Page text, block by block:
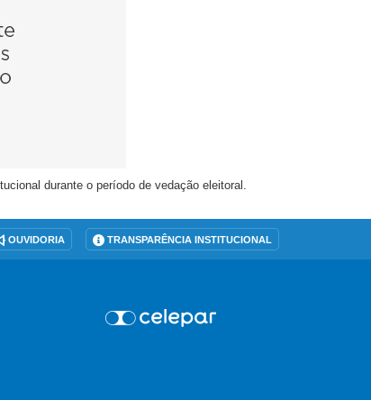
durante o período de vedação eleitoral.
OUVIDORIA TRANSPARÊNCIA INSTITUCIONAL